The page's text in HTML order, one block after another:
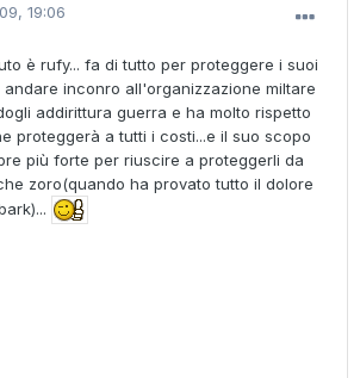
19:06
è rufy... fa di tutto per proteggere i suoi
inconro all'organizzazione miltare
addirittura guerra e ha molto rispetto
proteggerà a tutti i costi...e il suo scopo
più forte per riuscire a proteggerli da
zoro(quando ha provato tutto il dolore